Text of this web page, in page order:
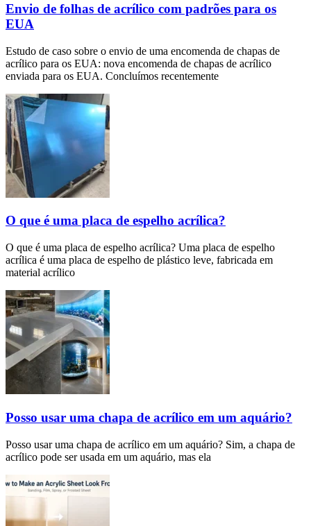
Envio de folhas de acrílico com padrões para os
EUA
Estudo de caso sobre o envio de uma encomenda de chapas de
acrílico para os EUA: nova encomenda de chapas de acrílico
enviada para os EUA. Concluímos recentemente
O que é uma placa de espelho acrílica?
O que é uma placa de espelho acrílica? Uma placa de espelho
acrílica é uma placa de espelho de plástico leve, fabricada em
material acrílico
Posso usar uma chapa de acrílico em um aquário?
Posso usar uma chapa de acrílico em um aquário? Sim, a chapa de
acrílico pode ser usada em um aquário, mas ela